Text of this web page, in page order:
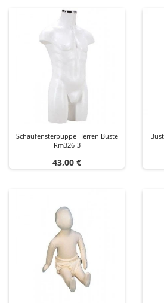
Schaufensterpuppe Herren Büste
Rm326-3
Preis
43,00 €